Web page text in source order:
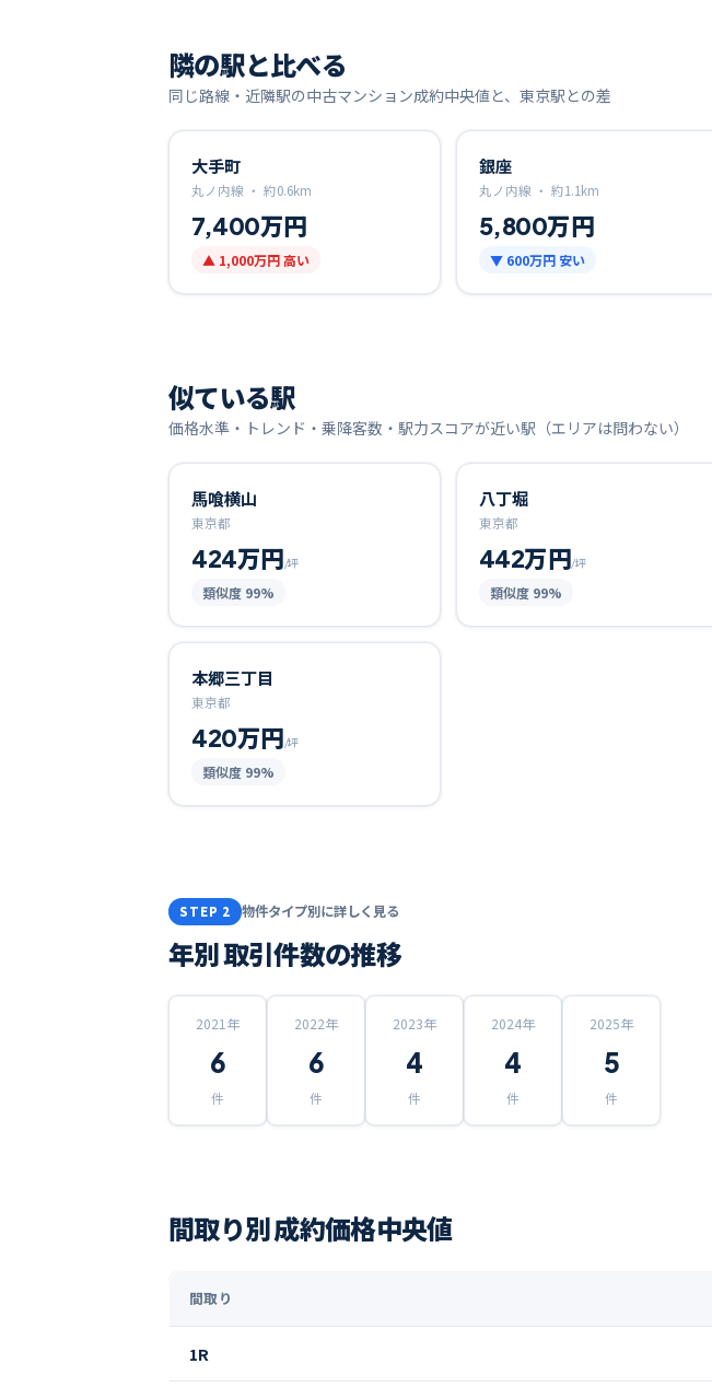
隣の駅と比べる
同じ路線・近隣駅の中古マンション成約中央値と、 東京駅との差
大手町
丸ノ内線 ・ 約0.6km
7,400万円
▲ 1,000万円高い
銀座
丸ノ内線 ・ 約1.1km
5,800万円
▼ 600万円 安い
似ている駅
価格水準・トレンド・乗降客数・駅力スコアが近い駅（エリアは問わない）
馬喰横山
東京都
424万円/坪
類似度 99%
八丁堀
東京都
442万円/坪
類似度 99%
本郷三丁目
東京都
420万円/坪
類似度 99%
STEP 2 物件タイプ別に詳しく見る
年別 取引件数の推移
2021 年
6
件
2022年
6
件
2023年
4
件
2024年
4
件
2025年
5
件
間取り別 成約価格中央値
間取り
1R